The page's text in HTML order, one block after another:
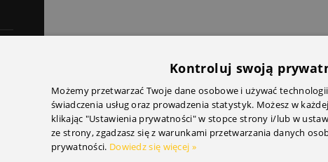
Kontroluj swoją
Możemy przetwarzać Twoje dane osobowe i używać
świadczenia usług oraz prowadzenia statystyk. Możesz w
klikając "Ustawienia prywatności" w stopce strony i/lub w
ze strony, zgadzasz się z warunkami przetwarzania danych
prywatności. Dowiedz się więcej »